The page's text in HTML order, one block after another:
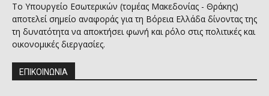
Το Υπουργείο Εσωτερικών (τομέας Μακεδονίας - Θράκης)
αποτελεί σημείο αναφοράς για τη Βόρεια Ελλάδα δίνοντας της
τη δυνατότητα να αποκτήσει φωνή και ρόλο στις πολιτικές και
οικονομικές διεργασίες.
ΕΠΙΚΟΙΝΩΝΙΑ